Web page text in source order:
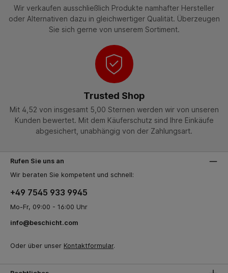
Wir verkaufen ausschließlich Produkte namhafter Hersteller
oder Alternativen dazu in gleichwertiger Qualität. Überzeugen
Sie sich gerne von unserem Sortiment.
Trusted Shop
Mit 4,52 von insgesamt 5,00 Sternen werden wir von unseren
Kunden bewertet. Mit dem Käuferschutz sind Ihre Einkäufe
abgesichert, unabhängig von der Zahlungsart.
Rufen Sie uns an
Wir beraten Sie kompetent und schnell:
+49 7545 933 9945
Mo-Fr, 09:00 - 16:00 Uhr
info@beschicht.com
Oder über unser Kontaktformular.